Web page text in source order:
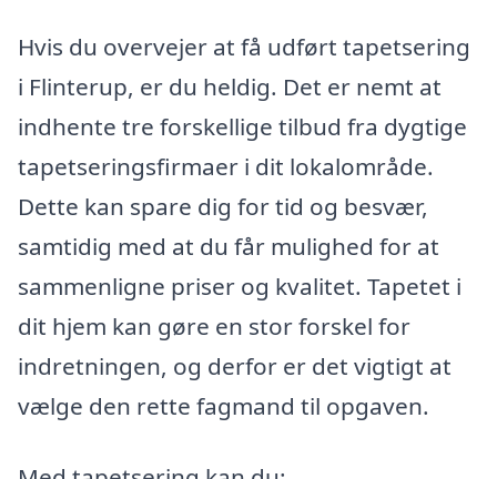
Hvis du overvejer at få udført tapetsering
i Flinterup, er du heldig. Det er nemt at
indhente tre forskellige tilbud fra dygtige
tapetseringsfirmaer i dit lokalområde.
Dette kan spare dig for tid og besvær,
samtidig med at du får mulighed for at
sammenligne priser og kvalitet. Tapetet i
dit hjem kan gøre en stor forskel for
indretningen, og derfor er det vigtigt at
vælge den rette fagmand til opgaven.